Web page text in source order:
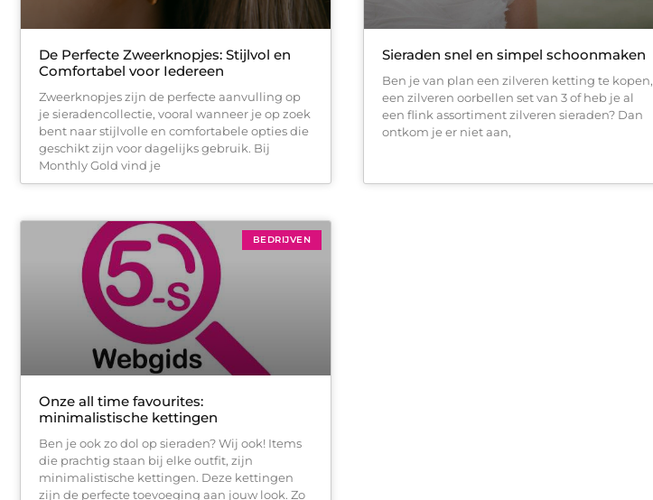
De Perfecte Zweerknopjes: Stijlvol en
Comfortabel voor Iedereen
Zweerknopjes zijn de perfecte aanvulling op
je sieradencollectie, vooral wanneer je op zoek
bent naar stijlvolle en comfortabele opties die
geschikt zijn voor dagelijks gebruik. Bij
Monthly Gold vind je
Sieraden snel en simpel schoonmaken
Ben je van plan een zilveren ketting te kopen,
een zilveren oorbellen set van 3 of heb je al
een flink assortiment zilveren sieraden? Dan
ontkom je er niet aan,
BEDRIJVEN
Onze all time favourites:
minimalistische kettingen
Ben je ook zo dol op sieraden? Wij ook! Items
die prachtig staan bij elke outfit, zijn
minimalistische kettingen. Deze kettingen
zijn de perfecte toevoeging aan jouw look. Zo